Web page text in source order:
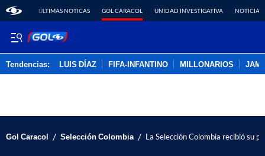
ÚLTIMAS NOTICAS GOL CARACOL UNIDAD INVESTIGATIVA NOTICIAS
Tendencias: LUIS DÍAZ FIFA-INFANTINO MILLONARIOS
Gol Caracol / Selección Colombia / La Selección Colombia recibió su